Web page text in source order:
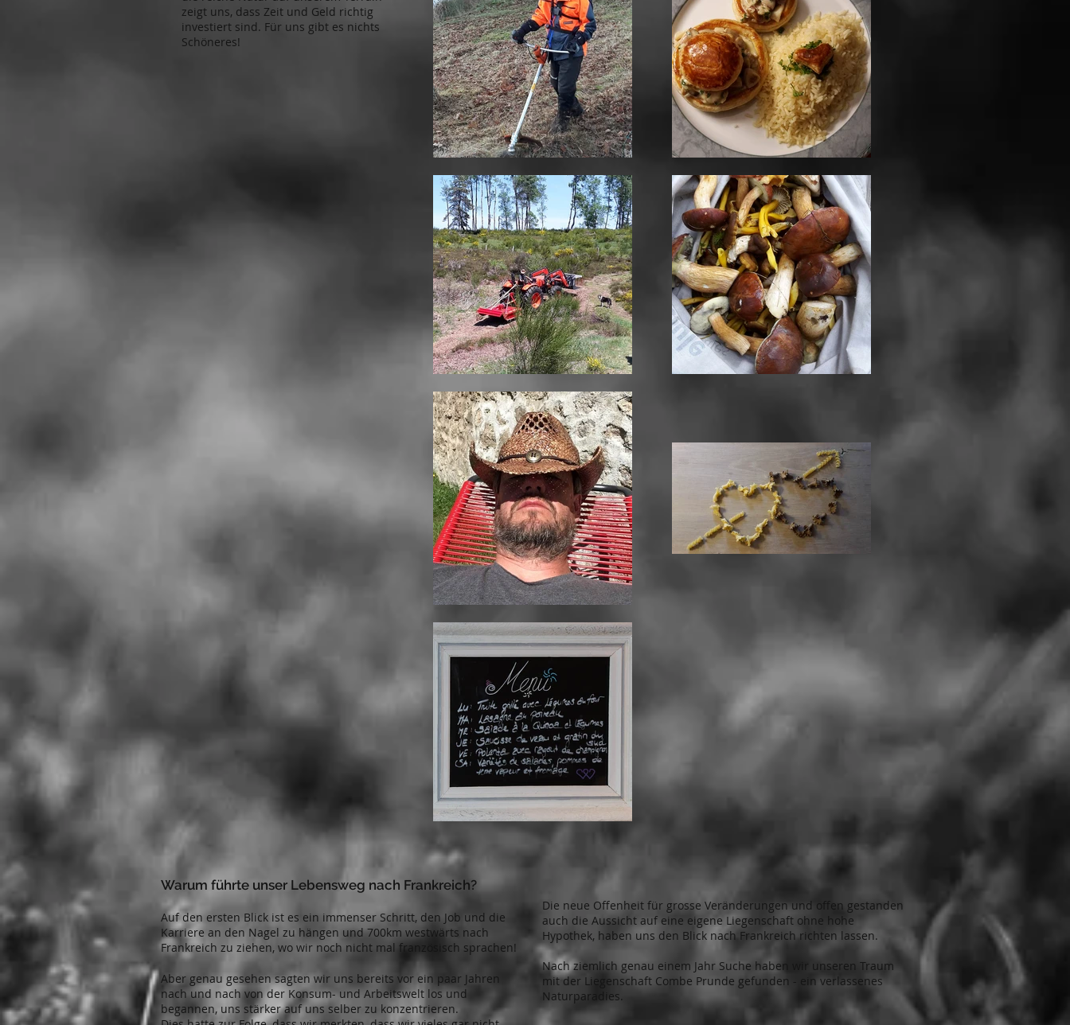
zeigt uns, dass Zeit und Geld richtig
investiert sind. Für uns gibt es nichts
Schöneres!
Warum führte unser Lebensweg nach Frankreich?
Auf den ersten Blick ist es ein immenser Schritt, den Job und die
Karriere an den Nagel zu hängen und 700km westwärts nach
Frankreich zu ziehen, wo wir noch nicht mal französisch sprachen!
Aber genau gesehen sagten wir uns bereits vor ein paar Jahren
nach und nach von der Konsum- und Arbeitswelt los und
begannen, uns stärker auf uns selber zu konzentrieren.
Die neue Offenheit für grosse Veränderungen und offen gestanden
auch die Aussicht auf eine eigene Liegenschaft ohne hohe
Hypothek, haben uns den Blick nach Frankreich richten lassen.
Nach ziemlich genau einem Jahr Suche haben wir unseren Traum
mit der Liegenschaft Combe Prunde gefunden - ein verlassenes
Naturparadies.